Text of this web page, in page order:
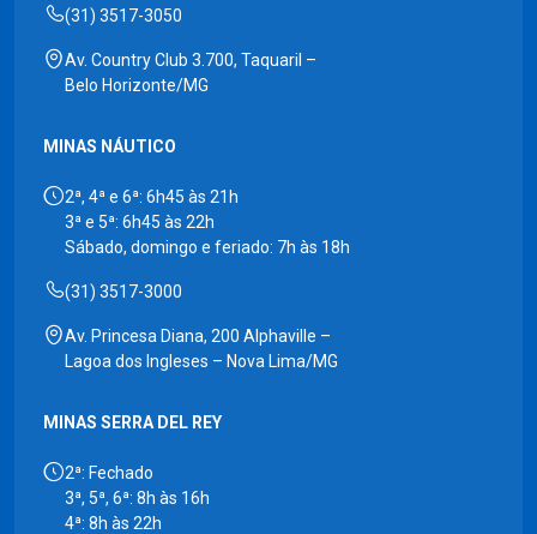
(31) 3517-3050
Av. Country Club 3.700, Taquaril –
Belo Horizonte/MG
MINAS NÁUTICO
2ª, 4ª e 6ª: 6h45 às 21h
3ª e 5ª: 6h45 às 22h
Sábado, domingo e feriado: 7h às 18h
(31) 3517-3000
Av. Princesa Diana, 200 Alphaville –
Lagoa dos Ingleses – Nova Lima/MG
MINAS SERRA DEL REY
2ª: Fechado
3ª, 5ª, 6ª: 8h às 16h
4ª: 8h às 22h